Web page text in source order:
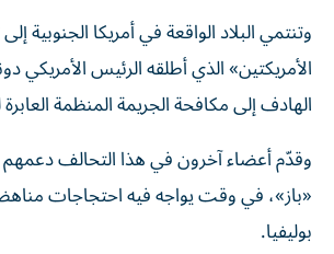
وتنتمي البلاد الواقعة في أمريكا الجنوبية
الأمريكتين» الذي أطلقه الرئيس الأمريكي
الهادف إلى مكافحة الجريمة المنظمة
وقدّم أعضاء آخرون في هذا التحالف دعمهم
«باز»، في وقت يواجه فيه احتجاجات
بوليفيا.